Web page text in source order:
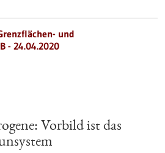
und
- 24.04.2020
Vorbild ist das